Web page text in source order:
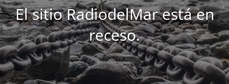
El sitio RadiodelMar está en
receso.